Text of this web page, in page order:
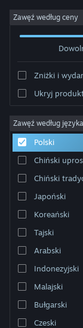
Zaloguj się
Społeczność
Informacje
Wsparcie
Zmień język
Pobierz aplikację
Wersja
Zawęź według ceny
Zniżki i
Ukryj
Zawęź według języka
Polski
Chiński
Chiński
Japoński
Koreański
Tajski
Arabski
Indonezyjski
Malajski
Bułgarski
Czeski
Producent: Lisa
Sortuj według:
Liczba wyników
uwzględniono 1